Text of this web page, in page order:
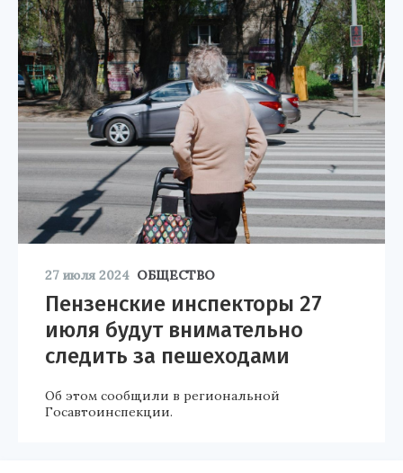
27 июля 2024 ОБЩЕСТВО
Пензенские инспекторы 27
июля будут внимательно
следить за пешеходами
Об этом сообщили в региональной
Госавтоинспекции.